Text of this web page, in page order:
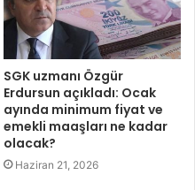
SGK uzmanı Özgür
Erdursun açıkladı: Ocak
ayında minimum fiyat ve
emekli maaşları ne kadar
olacak?
Haziran 21, 2026